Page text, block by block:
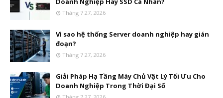
Tháng 7 27, 2026
Vì sao hệ thống Server doanh nghiệp hay gián
đoạn?
Tháng 7 27, 2026
Giải Pháp Hạ Tầng Máy Chủ Vật Lý Tối Ưu Cho
Doanh Nghiệp Trong Thời Đại Số